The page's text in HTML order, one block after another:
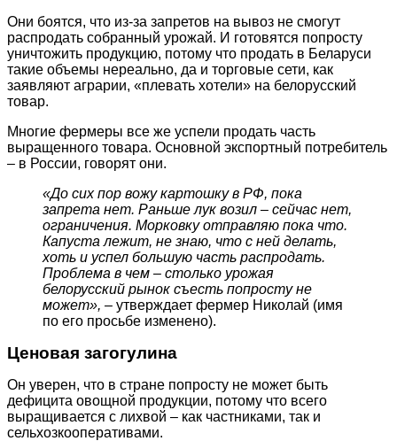
Они боятся, что из-за запретов на вывоз не смогут
распродать собранный урожай. И готовятся попросту
уничтожить продукцию, потому что продать в Беларуси
такие объемы нереально, да и торговые сети, как
заявляют аграрии, «плевать хотели» на белорусский
товар.
Многие фермеры все же успели продать часть
выращенного товара. Основной экспортный потребитель
– в России, говорят они.
«До сих пор вожу картошку в РФ, пока
запрета нет. Раньше лук возил – сейчас нет,
ограничения. Морковку отправляю пока что.
Капуста лежит, не знаю, что с ней делать,
хоть и успел большую часть распродать.
Проблема в чем – столько урожая
белорусский рынок съесть попросту не
может», – утверждает фермер Николай (имя
по его просьбе изменено).
Ценовая загогулина
Он уверен, что в стране попросту не может быть
дефицита овощной продукции, потому что всего
выращивается с лихвой – как частниками, так и
сельхозкооперативами.